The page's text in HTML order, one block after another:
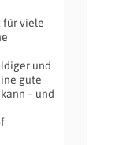
für viele
und
gute
– und